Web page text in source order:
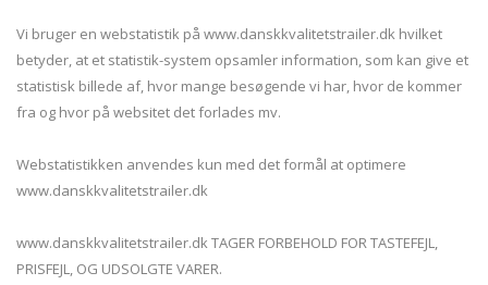
Vi bruger en webstatistik på www.danskkvalitetstrailer.dk hvilket
betyder, at et statistik-system opsamler information, som kan give et
statistisk billede af, hvor mange besøgende vi har, hvor de kommer
fra og hvor på websitet det forlades mv.
Webstatistikken anvendes kun med det formål at optimere
www.danskkvalitetstrailer.dk
www.danskkvalitetstrailer.dk TAGER FORBEHOLD FOR TASTEFEJL,
PRISFEJL, OG UDSOLGTE VARER.